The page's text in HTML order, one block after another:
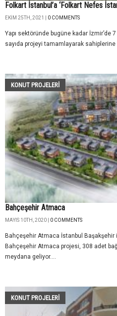
Folkart İstanbul’a ‘Folkart Nefes
EKIM 25TH, 2021 | 0 COMMENTS
Yapı sektöründe bugüne kadar İzmir’de
sayıda projeyi tamamlayarak
KONUT PROJELERI
Bahçeşehir Atmaca
MAYIS 10TH, 2020 | 0 COMMENTS
Bahçeşehir Atmaca İstanbul
Bahçeşehir Atmaca projesi, 308 adet
meydana geliyor....
KONUT PROJELERI